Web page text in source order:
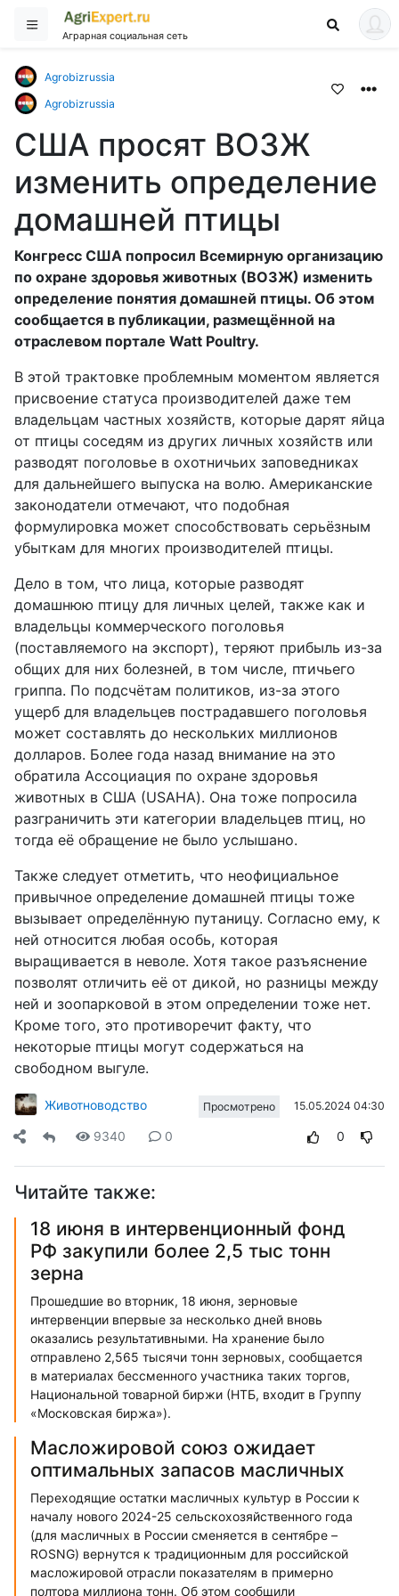
Аграрная социальная сеть
Agrobizrussia
Agrobizrussia
США просят ВОЗЖ
изменить определение
домашней птицы
Конгресс США попросил Всемирную организацию
по охране здоровья животных (ВОЗЖ) изменить
определение понятия домашней птицы. Об этом
сообщаетcя в публикации, размещённой на
отраслевом портале Watt Poultry.
В этой трактовке проблемным моментом является
присвоение статуса производителей даже тем
владельцам частных хозяйств, которые дарят яйца
от птицы соседям из других личных хозяйств или
разводят поголовье в охотничьих заповедниках
для дальнейшего выпуска на волю. Американские
законодатели отмечают, что подобная
формулировка может способствовать серьёзным
убыткам для многих производителей птицы.
Дело в том, что лица, которые разводят
домашнюю птицу для личных целей, также как и
владельцы коммерческого поголовья
(поставляемого на экспорт), теряют прибыль из-за
общих для них болезней, в том числе, птичьего
гриппа. По подсчётам политиков, из-за этого
ущерб для владельцев пострадавшего поголовья
может составлять до нескольких миллионов
долларов. Более года назад внимание на это
обратила Ассоциация по охране здоровья
животных в США (USAHA). Она тоже попросила
разграничить эти категории владельцев птиц, но
тогда её обращение не было услышано.
Также следует отметить, что неофициальное
привычное определение домашней птицы тоже
вызывает определённую путаницу. Согласно ему, к
ней относится любая особь, которая
выращивается в неволе. Хотя такое разъяснение
позволят отличить её от дикой, но разницы между
ней и зоопарковой в этом определении тоже нет.
Кроме того, это противоречит факту, что
некоторые птицы могут содержаться на
свободном выгуле.
Животноводство Просмотрено 15.05.2024 04:30
9340 0 0
Читайте также:
18 июня в интервенционный фонд
РФ закупили более 2,5 тыс тонн
зерна
Прошедшие во вторник, 18 июня, зерновые
интервенции впервые за несколько дней вновь
оказались результативными. На хранение было
отправлено 2,565 тысячи тонн зерновых, сообщается
в материалах бессменного участника таких торгов,
Национальной товарной биржи (НТБ, входит в Группу
«Московская биржа»).
Масложировой союз ожидает
оптимальных запасов масличных
Переходящие остатки масличных культур в России к
началу нового 2024-25 сельскохозяйственного года
(для масличных в России сменяется в сентябре –
ROSNG) вернутся к традиционным для российской
масложировой отрасли показателям в примерно
полтора миллиона тонн. Об этом сообщили